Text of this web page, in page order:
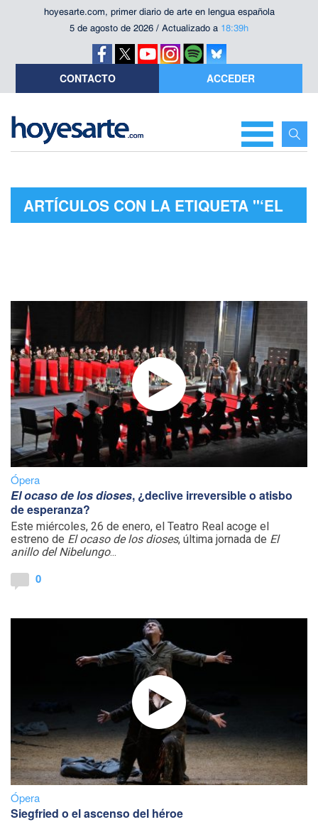
hoyesarte.com, primer diario de arte en lengua española
5 de agosto de 2026 / Actualizado a 18:39h
CONTACTO ACCEDER
ARTÍCULOS CON LA ETIQUETA "‘EL
Ópera
El ocaso de los dioses, ¿declive irreversible o atisbo
de esperanza?
Este miércoles, 26 de enero, el Teatro Real acoge el
estreno de El ocaso de los dioses, última jornada de El
anillo del Nibelungo...
0
Ópera
Siegfried o el ascenso del héroe